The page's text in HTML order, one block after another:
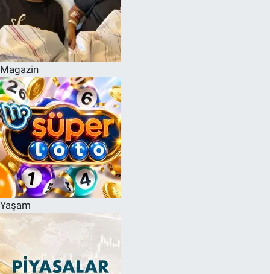
Magazin
Yaşam